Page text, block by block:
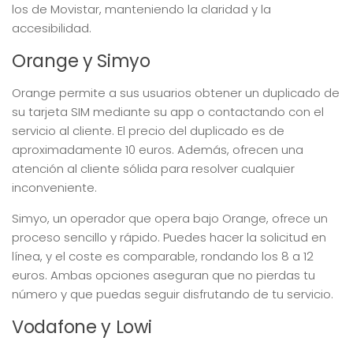
los de Movistar, manteniendo la claridad y la
accesibilidad.
Orange y Simyo
Orange permite a sus usuarios obtener un duplicado de
su tarjeta SIM mediante su app o contactando con el
servicio al cliente. El precio del duplicado es de
aproximadamente 10 euros. Además, ofrecen una
atención al cliente sólida para resolver cualquier
inconveniente.
Simyo, un operador que opera bajo Orange, ofrece un
proceso sencillo y rápido. Puedes hacer la solicitud en
línea, y el coste es comparable, rondando los 8 a 12
euros. Ambas opciones aseguran que no pierdas tu
número y que puedas seguir disfrutando de tu servicio.
Vodafone y Lowi